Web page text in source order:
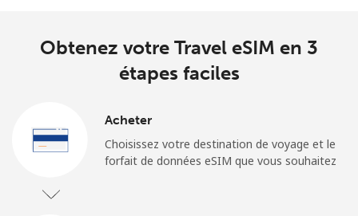
Obtenez votre Travel eSIM en 3
étapes faciles
Acheter
Choisissez votre destination de voyage et le
forfait de données eSIM que vous souhaitez